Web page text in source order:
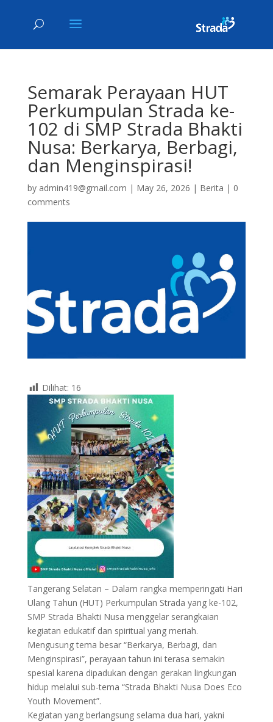
Semarak Perayaan HUT
Perkumpulan Strada ke-
102 di SMP Strada Bhakti
Nusa: Berkarya, Berbagi,
dan Menginspirasi!
by admin419@gmail.com | May 26, 2026 | Berita | 0
comments
Dilihat: 16
Tangerang Selatan – Dalam rangka memperingati Hari
Ulang Tahun (HUT) Perkumpulan Strada yang ke-102,
SMP Strada Bhakti Nusa menggelar serangkaian
kegiatan edukatif dan spiritual yang meriah.
Mengusung tema besar “Berkarya, Berbagi, dan
Menginspirasi”, perayaan tahun ini terasa semakin
spesial karena dipadukan dengan gerakan lingkungan
hidup melalui sub-tema “Strada Bhakti Nusa Does Eco
Youth Movement”.
​Kegiatan yang berlangsung selama dua hari, yakni